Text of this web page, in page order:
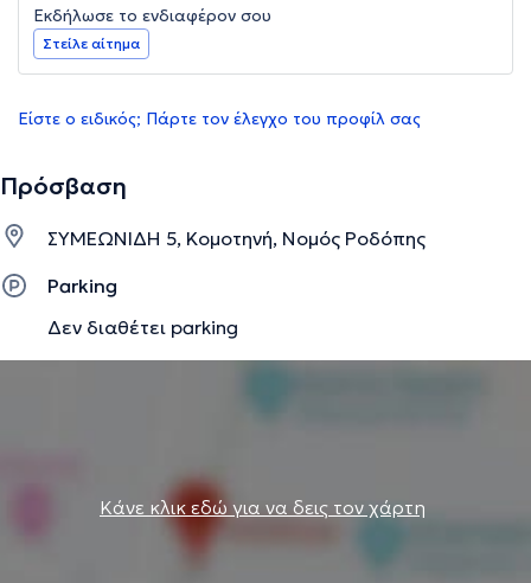
Εκδήλωσε το ενδιαφέρον σου
Στείλε αίτημα
Είστε ο ειδικός; Πάρτε τον έλεγχο του προφίλ σας
Πρόσβαση
ΣΥΜΕΩΝΙΔΗ 5, Κομοτηνή, Νομός Ροδόπης
Parking
Δεν διαθέτει parking
Κάνε κλικ εδώ για να δεις τον χάρτη